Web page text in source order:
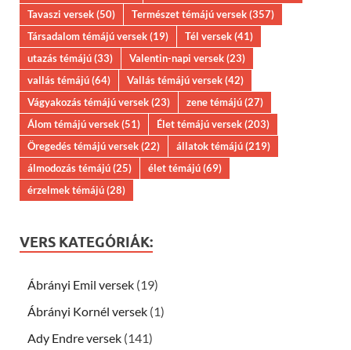
Tavaszi versek(50) Természet témájú versek(357)
Társadalom témájú versek(19) Tél versek(41)
utazás témájú(33) Valentin-napi versek(23)
vallás témájú(64) Vallás témájú versek(42)
Vágyakozás témájú versek(23) zene témájú(27)
Álom témájú versek(51) Élet témájú versek(203)
Öregedés témájú versek(22) állatok témájú(219)
álmodozás témájú(25) élet témájú(69)
érzelmek témájú(28)
VERS KATEGÓRIÁK:
Ábrányi Emil versek (19)
Ábrányi Kornél versek (1)
Ady Endre versek (141)